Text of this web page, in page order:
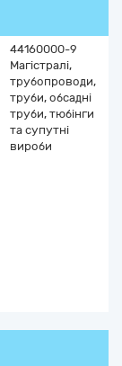
44160000-9
Магістралі,
трубопроводи,
труби, обсадні
труби, тюбінги
та супутні
вироби